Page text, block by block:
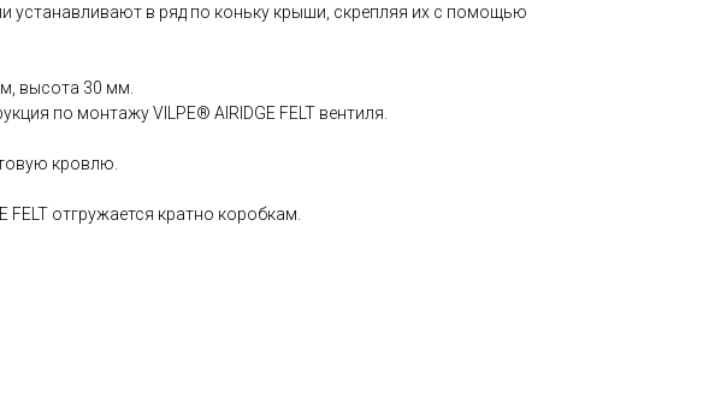
устанавливают в ряд по коньку крыши, скрепляя их с помощью
высота 30 мм.
по монтажу VILPE® AIRIDGE FELT вентиля.
кровлю.
отгружается кратно коробкам.